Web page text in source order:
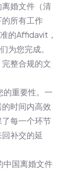
婚文件（清
所有工作
的Affidavit，
为您完成。
整合规的文
的重要性。一
时间内高效
每一个环节
补交的延
中国离婚文件